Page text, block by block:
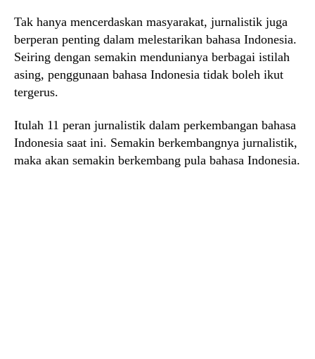
Tak hanya mencerdaskan masyarakat, jurnalistik juga
berperan penting dalam melestarikan bahasa Indonesia.
Seiring dengan semakin mendunianya berbagai istilah
asing, penggunaan bahasa Indonesia tidak boleh ikut
tergerus.
Itulah 11 peran jurnalistik dalam perkembangan bahasa
Indonesia saat ini. Semakin berkembangnya jurnalistik,
maka akan semakin berkembang pula bahasa Indonesia.